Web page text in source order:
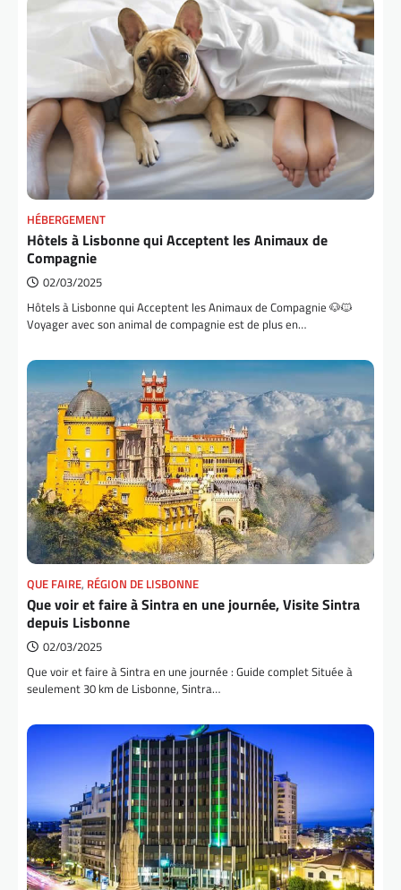
HÉBERGEMENT
Hôtels à Lisbonne qui Acceptent les Animaux de
Compagnie
02/03/2025
Hôtels à Lisbonne qui Acceptent les Animaux de Compagnie 🐶🐱
Voyager avec son animal de compagnie est de plus en…
QUE FAIRE, RÉGION DE LISBONNE
Que voir et faire à Sintra en une journée, Visite Sintra
depuis Lisbonne
02/03/2025
Que voir et faire à Sintra en une journée : Guide complet Située à
seulement 30 km de Lisbonne, Sintra…